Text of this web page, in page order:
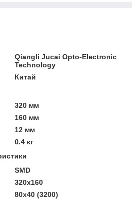
Qiangli Jucai Opto-Electronic
Technology
Китай
320 мм
160 мм
12 мм
0.4 кг
SMD
320x160
80x40 (3200)